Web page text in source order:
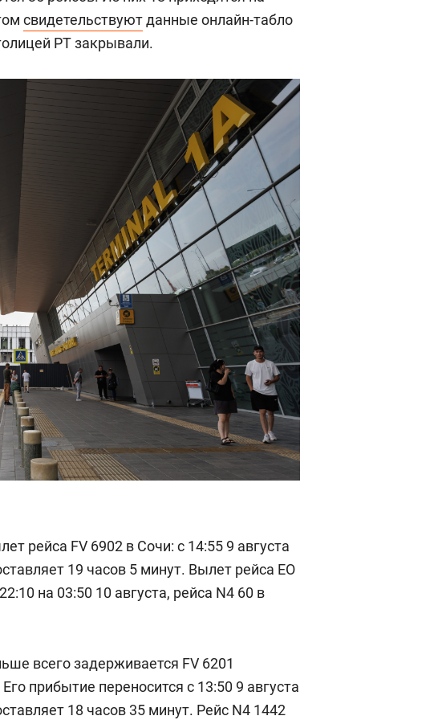
свидетельствуютданные онлайн-табло
РТ закрывали.
рейса FV 6902 в Сочи: с 14:55 9 августа
19 часов 5 минут. Вылет рейса EO
на 03:50 10 августа, рейса N4 60 в
всего задерживается FV 6201
прибытие переносится с 13:50 9 августа
18 часов 35 минут. Рейс N4 1442